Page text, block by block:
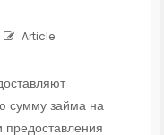
Article
сумму займа на
предоставления